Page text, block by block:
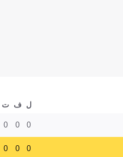
ل ف ت
0
0
0
0
0
0